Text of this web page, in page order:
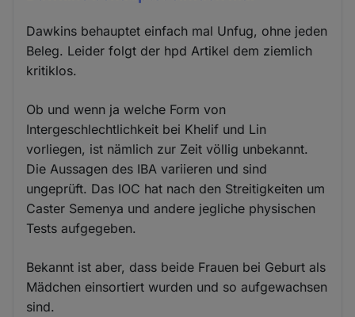
Dawkins behauptet einfach mal Unfug, ohne jeden
Beleg. Leider folgt der hpd Artikel dem ziemlich
kritiklos.
Ob und wenn ja welche Form von
Intergeschlechtlichkeit bei Khelif und Lin
vorliegen, ist nämlich zur Zeit völlig unbekannt.
Die Aussagen des IBA variieren und sind
ungeprüft. Das IOC hat nach den Streitigkeiten um
Caster Semenya und andere jegliche physischen
Tests aufgegeben.
Bekannt ist aber, dass beide Frauen bei Geburt als
Mädchen einsortiert wurden und so aufgewachsen
sind.